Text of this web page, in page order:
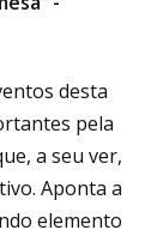
desta
pela
a seu ver,
Aponta a
elemento